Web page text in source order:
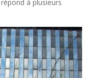
à plusieurs